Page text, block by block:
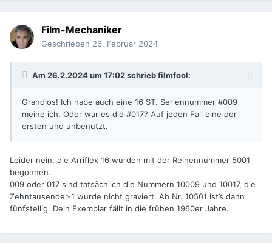
Film-Mechaniker
Geschrieben 26. Februar 2024
Am 26.2.2024 um 17:02 schriebfilmfool:
Grandios! Ich habe auch eine 16 ST. Seriennummer #009
meine ich. Oder war es die #017? Auf jeden Fall eine der
ersten und unbenutzt.
Leider nein, die Arriflex 16 wurden mit der Reihennummer 5001
begonnen.
009 oder 017 sind tatsächlich die Nummern 10009 und 10017, die
Zehntausender-1 wurde nicht graviert. Ab Nr. 10501 ist’s dann
fünfstellig. Dein Exemplar fällt in die frühen 1960er Jahre.